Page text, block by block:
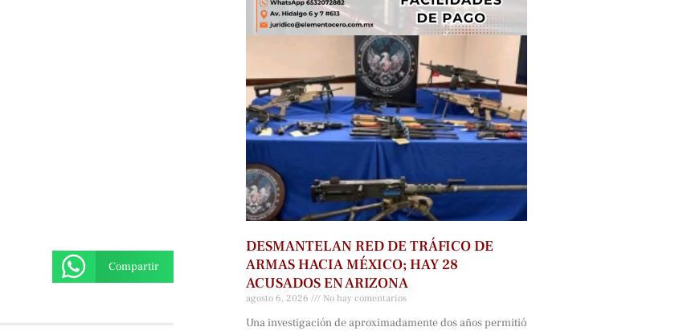
Compartir
DESMANTELAN RED DE TRÁFICO DE
ARMAS HACIA MÉXICO; HAY 28
ACUSADOS EN ARIZONA
agosto 6, 2026 No hay comentarios
Una investigación de aproximadamente dos años permitió